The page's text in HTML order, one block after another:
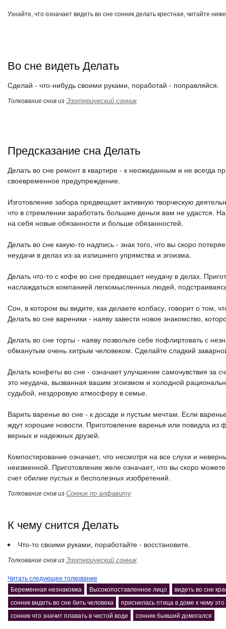
Узнайте, что означает видеть во сне сонник делать крестная, читайте
Во сне видеть Делать
Сделай - что-нибудь своими руками, поработай - поправляйся.
Толкование снов изЭзотерический сонник
Предсказание сна Делать
Делать во сне ремонт в квартире - к неожиданным и не всегда
своевременное предупреждение.
Изготовление забора предвещает активную творческую
что в стремлении заработать большие деньги вам не удастся.
на себя новые обязанности и больше обязанностей.
Делать во сне какую-то надпись - знак того, что вы скоро
неудачи в делах из-за излишнего упрямства и эгоизма.
Делать что-то с кофе во сне предвещает неудачу в делах.
наслаждаться компанией легкомысленных людей,
Сон, в котором вы видите, как делаете колбасу, говорит о том,
Делать во сне вареники - наяву завести новое знакомство,
Делать во сне торты - наяву позвольте себе пофлиртовать с
обманутым очень хитрым человеком. Сделайте сладкий
Делать конфеты во сне - означает улучшение самочувствия за
это неудача, вызванная вашим эгоизмом и холодной
судьбой, нездоровую атмосферу в семье.
Варить варенье во сне - к досаде и пустым мечтам. Если
ждут хорошие новости. Приготовление варенья или повидла из
верных и надежных друзей.
Компостирование означает, что несмотря на все слухи и
неизменной. Приготовление желе означает, что вы скоро
счет обилие пустых и бесполезных изобретений.
Толкование снов изСонник по алфавиту
К чему снится Делать
Что-то своими руками, поработайте - восстановите.
Толкование снов изЭзотерический сонник
Читать следующее толкование
Беременная незнакомка
Высокопоставленное лицо
видеть во сне
сонник видеть во сне бить человека
приснилась птица в доме к чему это
сонник что значит плавать в чистой воде
сонник бывший домогался